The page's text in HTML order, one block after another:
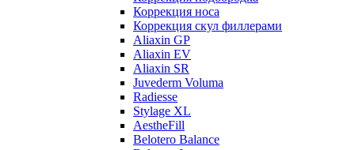
Коррекция носа
Коррекция скул филлерами
Aliaxin GP
Aliaxin EV
Aliaxin SR
Juvederm Voluma
Radiesse
Stylage XL
AestheFill
Belotero Balance